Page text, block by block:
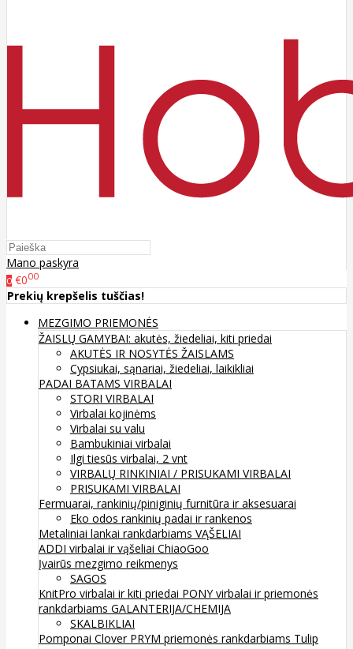
Mano paskyra
0 €000
Prekių krepšelis tuščias!
MEZGIMO PRIEMONĖS
ŽAISLŲ GAMYBAI: akutės, žiedeliai, kiti priedai
AKUTĖS IR NOSYTĖS ŽAISLAMS
Cypsiukai, sąnariai, žiedeliai, laikikliai
PADAI BATAMS VIRBALAI
STORI VIRBALAI
Virbalai kojinėms
Virbalai su valu
Bambukiniai virbalai
Ilgi tiesūs virbalai, 2 vnt
VIRBALŲ RINKINIAI / PRISUKAMI VIRBALAI
PRISUKAMI VIRBALAI
Fermuarai, rankinių/piniginių furnitūra ir aksesuarai
Eko odos rankinių padai ir rankenos
Metaliniai lankai rankdarbiams VĄŠELIAI
ADDI virbalai ir vąšeliai ChiaoGoo
Įvairūs mezgimo reikmenys
SAGOS
KnitPro virbalai ir kiti priedai PONY virbalai ir priemonės
rankdarbiams GALANTERIJA/CHEMIJA
SKALBIKLIAI
Pomponai Clover PRYM priemonės rankdarbiams Tulip